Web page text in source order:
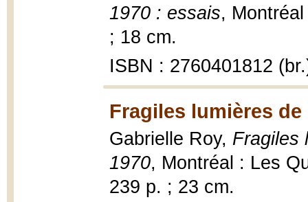
1970 : essais,
; 18 cm.
ISBN : 2760401812
Fragiles lumières de
Gabrielle Roy, Fragiles
1970, Montréal : Les
239 p. ; 23 cm.